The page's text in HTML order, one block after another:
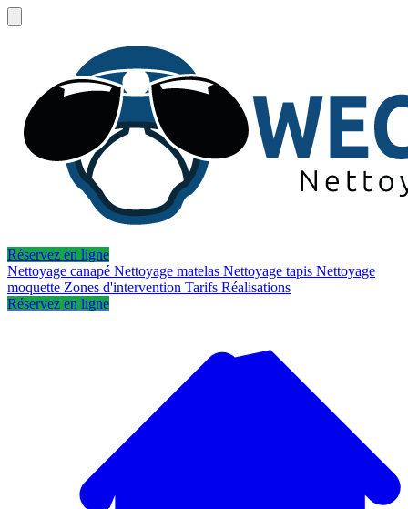
Réservez en ligne
Nettoyage canapé Nettoyage matelas Nettoyage tapis Nettoyage
moquette Zones d'intervention Tarifs Réalisations
Réservez en ligne